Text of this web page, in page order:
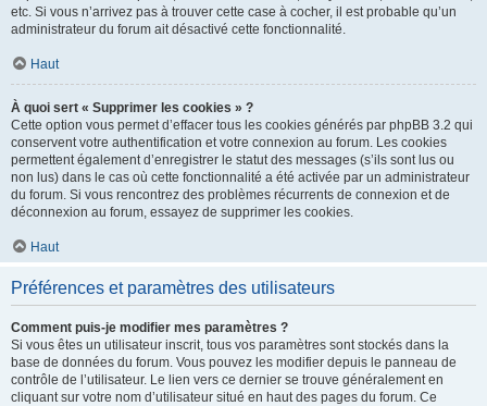
etc. Si vous n’arrivez pas à trouver cette case à cocher, il est probable qu’un
administrateur du forum ait désactivé cette fonctionnalité.
Haut
À quoi sert « Supprimer les cookies » ?
Cette option vous permet d’effacer tous les cookies générés par phpBB 3.2 qui
conservent votre authentification et votre connexion au forum. Les cookies
permettent également d’enregistrer le statut des messages (s’ils sont lus ou
non lus) dans le cas où cette fonctionnalité a été activée par un administrateur
du forum. Si vous rencontrez des problèmes récurrents de connexion et de
déconnexion au forum, essayez de supprimer les cookies.
Haut
Préférences et paramètres des utilisateurs
Comment puis-je modifier mes paramètres ?
Si vous êtes un utilisateur inscrit, tous vos paramètres sont stockés dans la
base de données du forum. Vous pouvez les modifier depuis le panneau de
contrôle de l’utilisateur. Le lien vers ce dernier se trouve généralement en
cliquant sur votre nom d’utilisateur situé en haut des pages du forum. Ce